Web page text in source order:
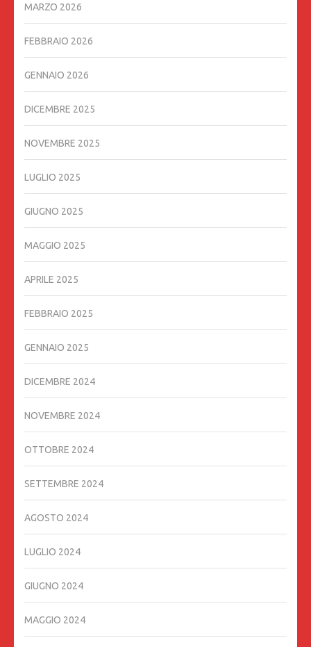
MARZO 2026
FEBBRAIO 2026
GENNAIO 2026
DICEMBRE 2025
NOVEMBRE 2025
LUGLIO 2025
GIUGNO 2025
MAGGIO 2025
APRILE 2025
FEBBRAIO 2025
GENNAIO 2025
DICEMBRE 2024
NOVEMBRE 2024
OTTOBRE 2024
SETTEMBRE 2024
AGOSTO 2024
LUGLIO 2024
GIUGNO 2024
MAGGIO 2024